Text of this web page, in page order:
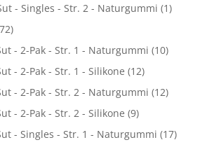
- Singles - Str. 2 - Naturgummi (1)
- 2-Pak - Str. 1 - Naturgummi (10)
- 2-Pak - Str. 1 - Silikone (12)
- 2-Pak - Str. 2 - Naturgummi (12)
- 2-Pak - Str. 2 - Silikone (9)
- Singles - Str. 1 - Naturgummi (17)